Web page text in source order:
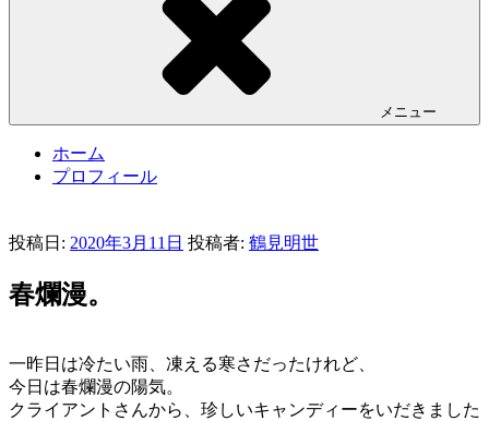
メニュー
ホーム
プロフィール
投稿日: 2020年3月11日 投稿者: 鶴見明世
春爛漫。
一昨日は冷たい雨、凍える寒さだったけれど、
今日は春爛漫の陽気。
クライアントさんから、珍しいキャンディーをいだきました